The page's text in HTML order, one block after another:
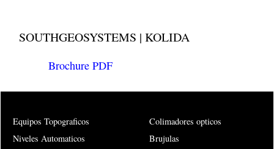
SOUTHGEOSYSTEMS | KOLIDA
Brochure PDF
Equipos Topograficos
Niveles Automaticos
Colimadores opticos
Brujulas